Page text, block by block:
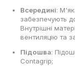
Всередині:
забезпечують
Внутрішні
вентиляцію та
Підошва:
Contagrip;